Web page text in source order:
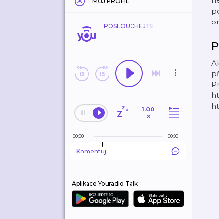
POSLOUCHEJTE
1.00
×
00:00 00:00
Komentuj
Aplikace Youradio Talk